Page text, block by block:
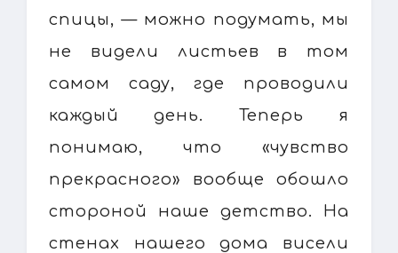
спицы, — можно подумать, мы
не видели листьев в том
самом саду, где проводили
каждый день. Теперь я
понимаю, что «чувство
прекрасного» вообще обошло
стороной наше детство. На
стенах нашего дома висели